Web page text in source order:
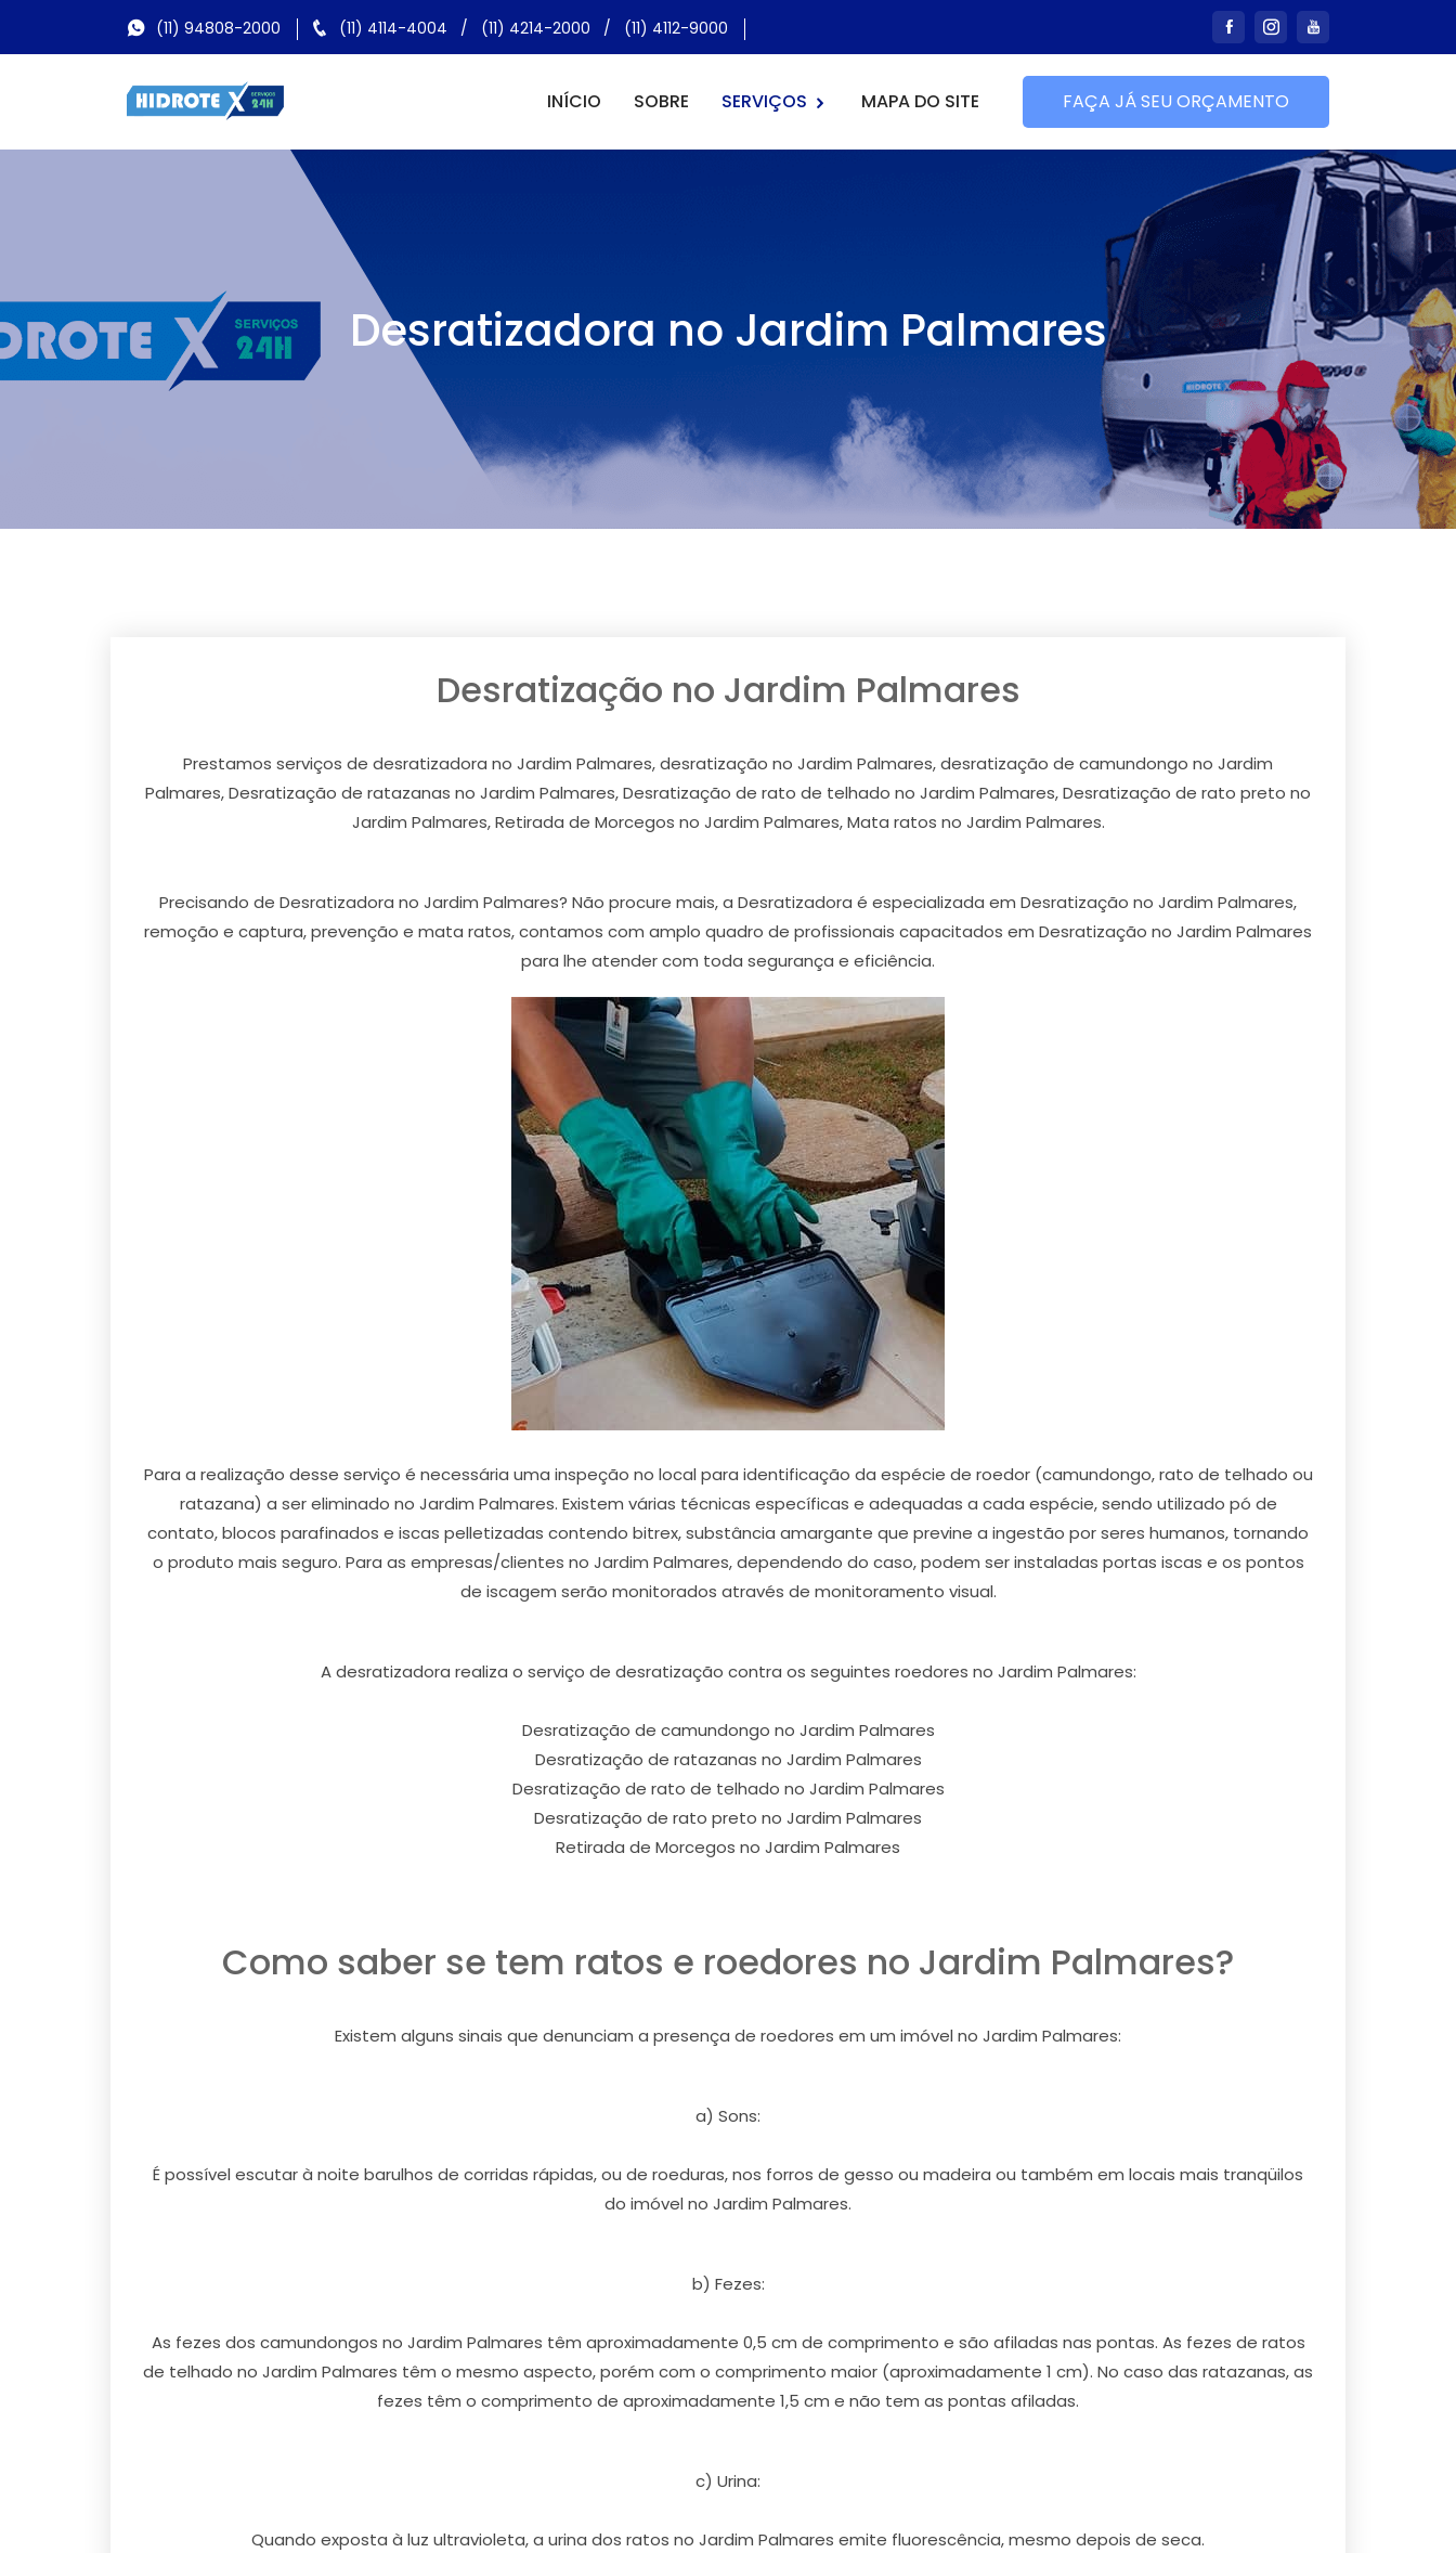
(11) 94808-2000 (11) 4114-4004 / (11) 4214-2000 / (11) 4112-9000
INÍCIO SOBRE SERVIÇOS MAPA DO SITE FAÇA JÁ SEU ORÇAMENTO
Desratizadora no Jardim Palmares
Desratização no Jardim Palmares
Prestamos serviços de desratizadora no Jardim Palmares, desratização no Jardim Palmares, desratização de camundongo no Jardim
Palmares, Desratização de ratazanas no Jardim Palmares, Desratização de rato de telhado no Jardim Palmares, Desratização de rato preto no
Jardim Palmares, Retirada de Morcegos no Jardim Palmares, Mata ratos no Jardim Palmares.
Precisando de Desratizadora no Jardim Palmares? Não procure mais, a Desratizadora é especializada em Desratização no Jardim Palmares,
remoção e captura, prevenção e mata ratos, contamos com amplo quadro de profissionais capacitados em Desratização no Jardim Palmares
para lhe atender com toda segurança e eficiência.
Para a realização desse serviço é necessária uma inspeção no local para identificação da espécie de roedor (camundongo, rato de telhado ou
ratazana) a ser eliminado no Jardim Palmares. Existem várias técnicas específicas e adequadas a cada espécie, sendo utilizado pó de
contato, blocos parafinados e iscas pelletizadas contendo bitrex, substância amargante que previne a ingestão por seres humanos, tornando
o produto mais seguro. Para as empresas/clientes no Jardim Palmares, dependendo do caso, podem ser instaladas portas iscas e os pontos
de iscagem serão monitorados através de monitoramento visual.
A desratizadora realiza o serviço de desratização contra os seguintes roedores no Jardim Palmares:
Desratização de camundongo no Jardim Palmares
Desratização de ratazanas no Jardim Palmares
Desratização de rato de telhado no Jardim Palmares
Desratização de rato preto no Jardim Palmares
Retirada de Morcegos no Jardim Palmares
Como saber se tem ratos e roedores no Jardim Palmares?
Existem alguns sinais que denunciam a presença de roedores em um imóvel no Jardim Palmares:
a) Sons:
É possível escutar à noite barulhos de corridas rápidas, ou de roeduras, nos forros de gesso ou madeira ou também em locais mais tranqüilos
do imóvel no Jardim Palmares.
b) Fezes:
As fezes dos camundongos no Jardim Palmares têm aproximadamente 0,5 cm de comprimento e são afiladas nas pontas. As fezes de ratos
de telhado no Jardim Palmares têm o mesmo aspecto, porém com o comprimento maior (aproximadamente 1 cm). No caso das ratazanas, as
fezes têm o comprimento de aproximadamente 1,5 cm e não tem as pontas afiladas.
c) Urina:
Quando exposta à luz ultravioleta, a urina dos ratos no Jardim Palmares emite fluorescência, mesmo depois de seca.